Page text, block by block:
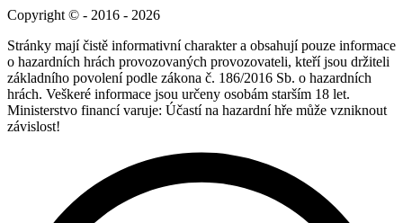
Copyright © - 2016 - 2026
Stránky mají čistě informativní charakter a obsahují pouze informace
o hazardních hrách provozovaných provozovateli, kteří jsou držiteli
základního povolení podle zákona č. 186/2016 Sb. o hazardních
hrách. Veškeré informace jsou určeny osobám starším 18 let.
Ministerstvo financí varuje: Účastí na hazardní hře může vzniknout
závislost!